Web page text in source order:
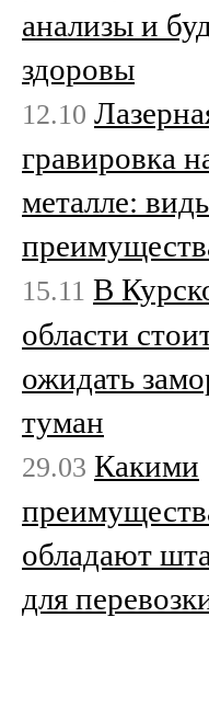
анализы и
здоровы
12.10
гравировка
металле:
15.11 В
области
ожидать
туман
29.03 Какими
обладают
для